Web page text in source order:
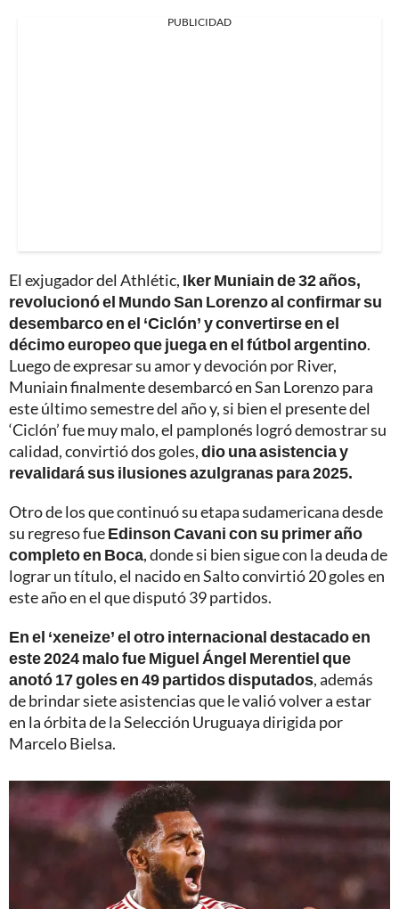
PUBLICIDAD
El exjugador del Athlétic, Iker Muniain de 32 años,
revolucionó el Mundo San Lorenzo al confirmar su
desembarco en el ‘Ciclón’ y convertirse en el
décimo europeo que juega en el fútbol argentino.
Luego de expresar su amor y devoción por River,
Muniain finalmente desembarcó en San Lorenzo para
este último semestre del año y, si bien el presente del
‘Ciclón’ fue muy malo, el pamplonés logró demostrar su
calidad, convirtió dos goles,dio una asistencia y
revalidará sus ilusiones azulgranas para 2025.
Otro de los que continuó su etapa sudamericana desde
su regreso fueEdinson Cavani con su primer año
completo en Boca, donde si bien sigue con la deuda de
lograr un título, el nacido en Salto convirtió 20 goles en
este año en el que disputó 39 partidos.
En el ‘xeneize’ el otro internacional destacado en
este 2024 malo fue Miguel Ángel Merentiel que
anotó 17 goles en 49 partidos disputados, además
de brindar siete asistencias que le valió volver a estar
en la órbita de la Selección Uruguaya dirigida por
Marcelo Bielsa.